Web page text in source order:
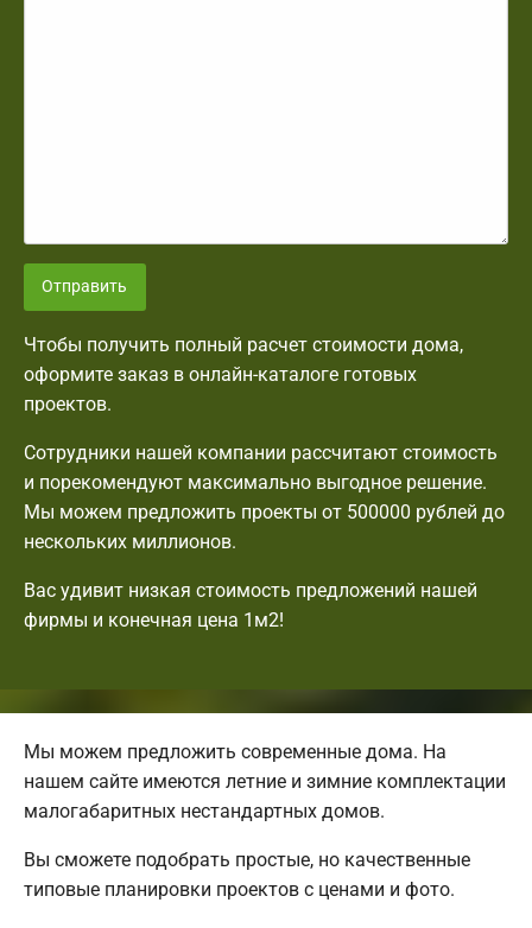
Отправить
Чтобы получить полный расчет стоимости дома,
оформите заказ в онлайн-каталоге готовых
проектов.
Сотрудники нашей компании рассчитают стоимость
и порекомендуют максимально выгодное решение.
Мы можем предложить проекты от 500000 рублей до
нескольких миллионов.
Вас удивит низкая стоимость предложений нашей
фирмы и конечная цена 1м2!
Мы можем предложить современные дома. На
нашем сайте имеются летние и зимние комплектации
малогабаритных нестандартных домов.
Вы сможете подобрать простые, но качественные
типовые планировки проектов с ценами и фото.